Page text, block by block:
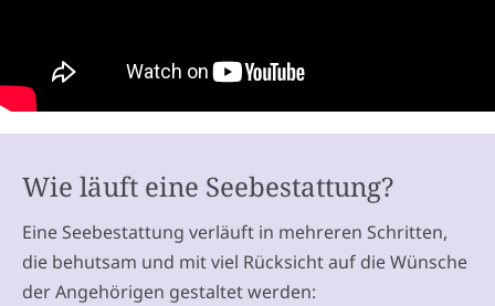
Wie läuft eine Seebestattung?
Eine Seebestattung verläuft in mehreren Schritten,
die behutsam und mit viel Rücksicht auf die Wünsche
der Angehörigen gestaltet werden: